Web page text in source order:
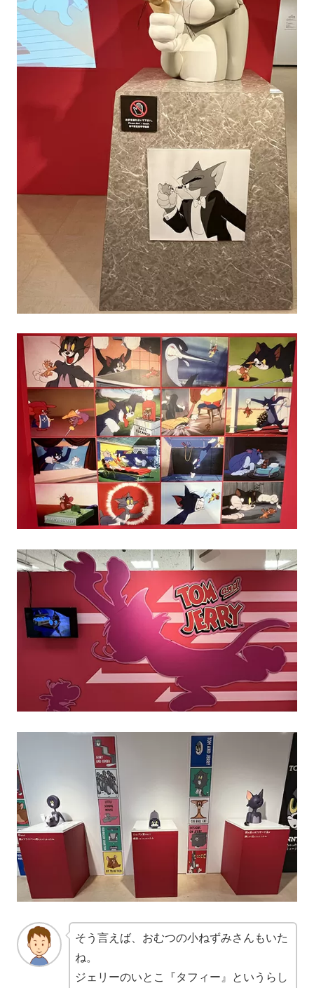
そう言えば、おむつの小ねずみさんもいた
ね。
ジェリーのいとこ『タフィー』というらし